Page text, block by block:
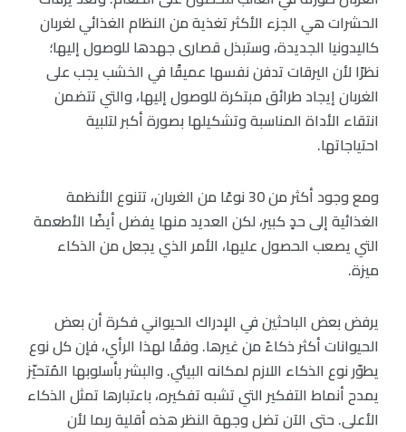
الحشرات هي الجزء الأكثر تغذية من النظام الغذائي لغربان
كاليدونيا الجديدة، وستبذل قصارى جهدها للوصول إليها؛
نظرًا لأن اليرقات تدفن نفسها عميقًا في الخشب يجب على
الغربان إيجاد طرائق مبتكرة للوصول إليها، والتي تتضمن
انتقاء الأداة المناسبة وتشكيلها بصورة أكبر لتلبية
احتياجاتها.
ومع وجود أكثر من 30 نوعًا من الغربان، تتنوع الأنظمة
الغذائية إلى حدٍ كبير، لكن العديد منها يفضل أيضًا الأطعمة
التي يصعب الحصول عليها، الأمر الذي يجعل من الذكاء
ميزة.
يرفض بعض الباحثين في الإدراك الحيواني فكرة أن بعض
الحيوانات أكثر ذكاءً من غيرها. وفقًا لهذا الرأي، فإن كل نوع
يطوّر نوع الذكاء اللازم لمكانه البيئي. والبشر بأسلوبها المُتحيّز
يمدح أنماط التفكير التي تشبه تفكيره، باعتبارها تمثل الذكاء
الأعلى. حتى الآن تضل وجهة النظر هذه أقلية ربما لأن